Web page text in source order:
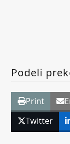
Podeli
Print
Twitter